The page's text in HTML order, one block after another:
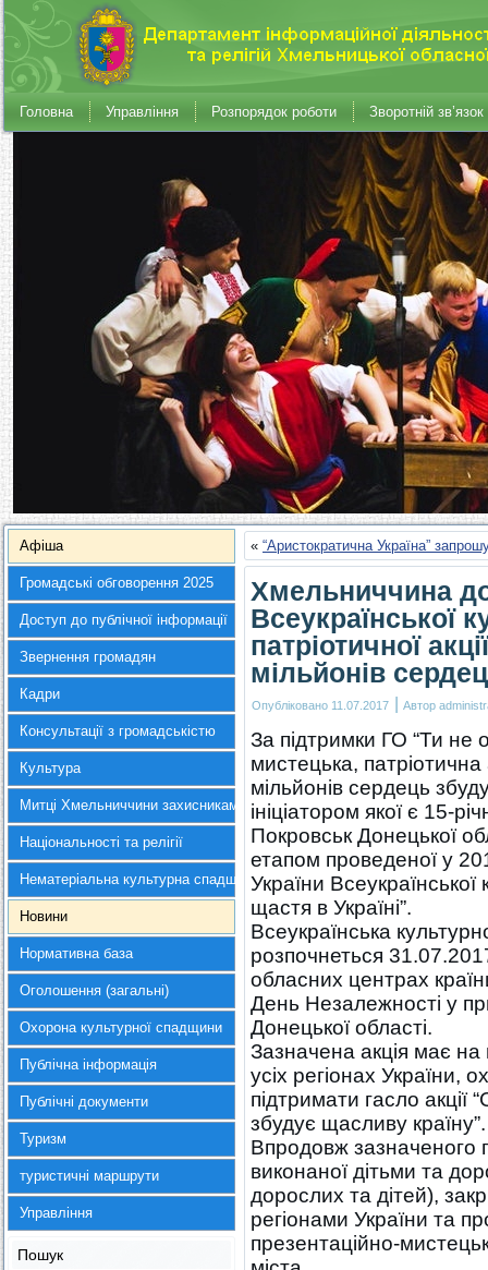
Головна Управління Розпорядок роботи Зворотній зв’язок
Афіша
Громадські обговорення 2025
Доступ до публічної інформації
Звернення громадян
Кадри
Консультації з громадськістю
Культура
Митці Хмельниччини захисникам України
Національності та релігії
Нематеріальна культурна спадщина
Новини
Нормативна база
Оголошення (загальні)
Охорона культурної спадщини
Публічна інформація
Публічні документи
Туризм
туристичні маршрути
Управління
Пошук
« “Аристократична Україна”
Хмельниччина
Всеукраїнської
патріотичної
мільйонів
Опубліковано 11.07.2017 | Автор
За підтримки ГО “Ти не
мистецька,
мільйонів сердець
ініціатором якої є 15-
Покровськ Донецької
етапом проведеної у
України Всеукраїнської
щастя в Україні”.
Всеукраїнська
розпочнеться
обласних центрах
День Незалежності у
Донецької області.
Зазначена акція має
усіх регіонах України,
підтримати гасло акції
збудує щасливу країну”.
Впродовж зазначеного
виконаної дітьми та
дорослих та дітей),
регіонами України та
презентаційно-